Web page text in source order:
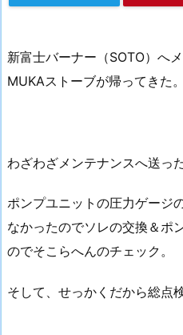
新富士バーナー（SOTO）へ
MUKAストーブが帰ってきた。
わざわざメンテナンスへ送っ
ポンプユニットの圧力ゲージ
なかったのでソレの交換＆ポ
のでそこらへんのチェック。
そして、せっかくだから総点